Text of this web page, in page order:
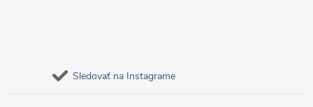
Sledovať na Instagrame